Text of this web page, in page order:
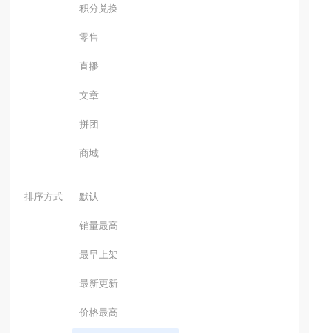
积分兑换
零售
直播
文章
拼团
商城
排序方式 默认
销量最高
最早上架
最新更新
价格最高